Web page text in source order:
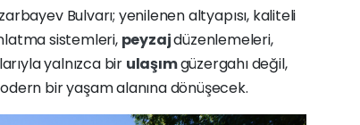
Bulvarı; yenilenen altyapısı, kaliteli
sistemleri, peyzajdüzenlemeleri,
yalnızca bir ulaşımgüzergahı değil,
bir yaşam alanına dönüşecek.